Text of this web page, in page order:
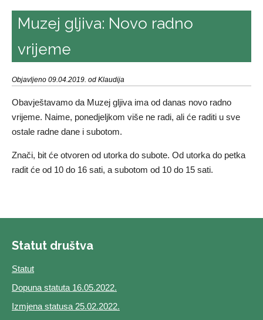
Muzej gljiva: Novo radno
vrijeme
Objavljeno 09.04.2019. od Klaudija
Obavještavamo da Muzej gljiva ima od danas novo radno
vrijeme. Naime, ponedjeljkom više ne radi, ali će raditi u sve
ostale radne dane i subotom.
Znači, bit će otvoren od utorka do subote. Od utorka do petka
radit će od 10 do 16 sati, a subotom od 10 do 15 sati.
Statut društva
Statut
Dopuna statuta 16.05.2022.
Izmjena statusa 25.02.2022.